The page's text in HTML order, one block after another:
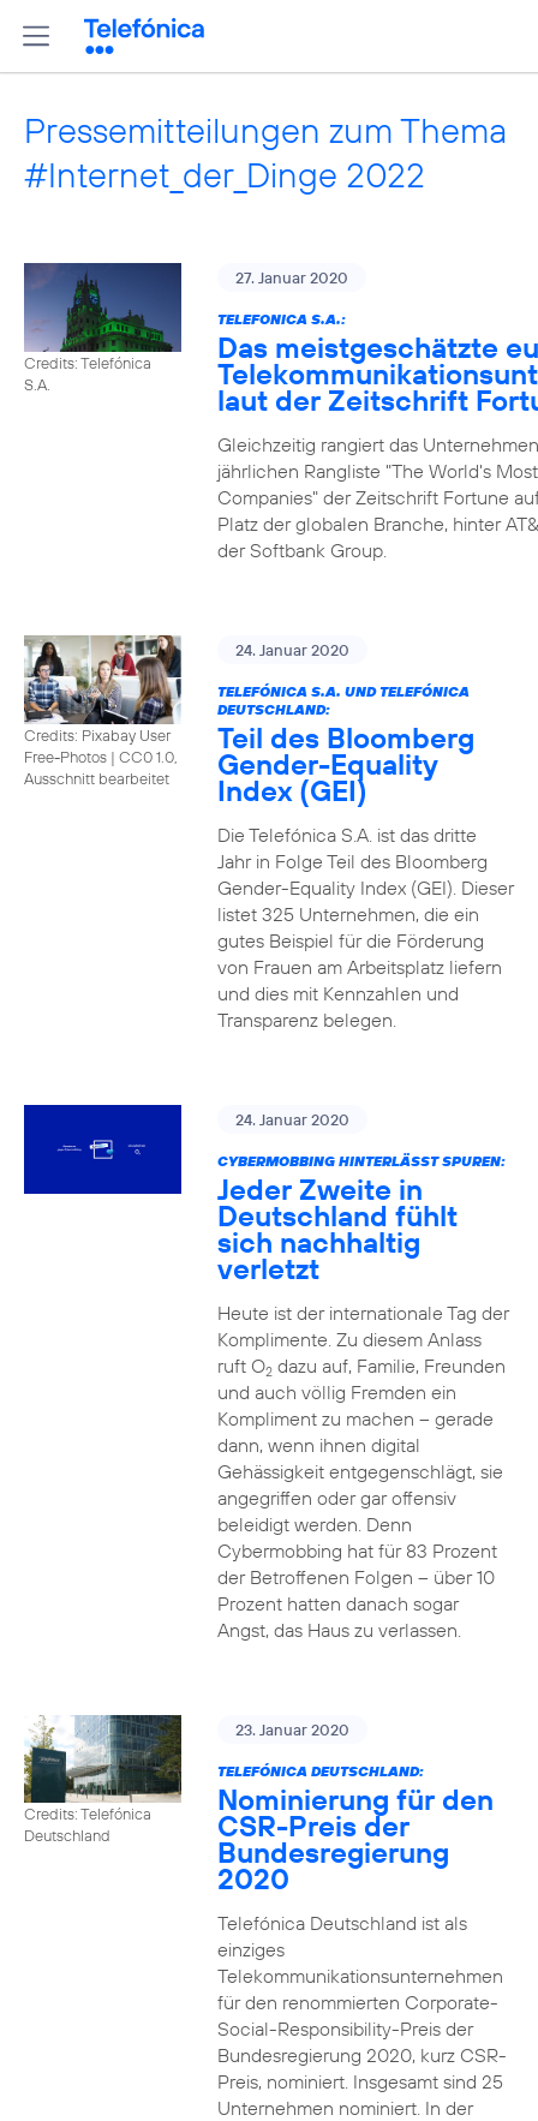
Pressemitteilungen zum Thema
#Internet_der_Dinge 2022
Credits: Telefónica
S.A.
27. Januar 2020
TELEFONICA S.A.:
Das meistgeschätzte
laut der Zeitschrift
Gleichzeitig rangiert das
jährlichen Rangliste "The World's
Companies" der Zeitschrift Fortune
Platz der globalen Branche, hinter
der Softbank Group.
Credits: Pixabay User
Free-Photos | CC0 1.0,
Ausschnitt bearbeitet
24. Januar 2020
TELEFÓNICA S.A. UND TELEFÓNICA
DEUTSCHLAND:
Teil des Bloomberg
Gender-Equality
Index (GEI)
Die Telefónica S.A. ist das dritte
Jahr in Folge Teil des Bloomberg
Gender-Equality Index (GEI). Dieser
listet 325 Unternehmen, die ein
gutes Beispiel für die Förderung
von Frauen am Arbeitsplatz liefern
und dies mit Kennzahlen und
Transparenz belegen.
24. Januar 2020
CYBERMOBBING HINTERLÄSST SPUREN:
Jeder Zweite in
Deutschland fühlt
sich nachhaltig
verletzt
Heute ist der internationale Tag der
Komplimente. Zu diesem Anlass
ruft O2dazu auf, Familie, Freunden
und auch völlig Fremden ein
Kompliment zu machen – gerade
dann, wenn ihnen digital
Gehässigkeit entgegenschlägt, sie
angegriffen oder gar offensiv
beleidigt werden. Denn
Cybermobbing hat für 83 Prozent
der Betroffenen Folgen – über 10
Prozent hatten danach sogar
Angst, das Haus zu verlassen.
Credits: Telefónica
Deutschland
23. Januar 2020
TELEFÓNICA DEUTSCHLAND:
Nominierung für den
CSR-Preis der
Bundesregierung
2020
Telefónica Deutschland ist als
einziges
Telekommunikationsunternehmen
für den renommierten Corporate-
Social-Responsibility-Preis der
Bundesregierung 2020, kurz CSR-
Preis, nominiert. Insgesamt sind 25
Unternehmen nominiert. In der